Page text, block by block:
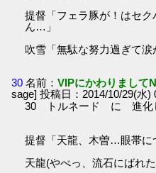
提督「フェラ豚が！はセ
ん…」
吹雪「無駄な努力過ぎて涙
30 名前：VIPにかわりまして
sage] 投稿日：2014/10/29(水)
30 トルネード に 進化
提督「天龍、木曽…眼帯に
天龍(やべっ、流石にばれ